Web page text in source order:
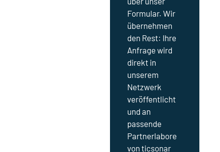
Formular. Wir
übernehmen
den Rest: Ihre
Anfrage wird
direkt in
unserem
Netzwerk
veröffentlicht
und an
passende
Partnerlabore
von ticsonar